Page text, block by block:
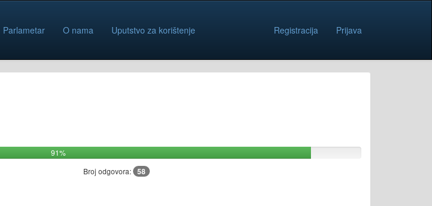
Parlametar O nama Uputstvo za korištenje Registracija Prijava
91%
Broj odgovora: 58